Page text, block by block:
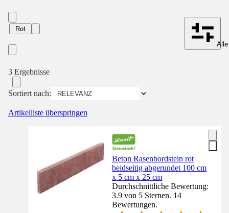
Rot
3 Ergebnisse
Sortiert nach:
Artikelliste überspringen
Beton Rasenbordstein rot
beidseitig abgerundet 100 cm
x 5 cm x 25 cm
Durchschnittliche Bewertung:
3.9 von 5 Sternen. 14
Bewertungen.